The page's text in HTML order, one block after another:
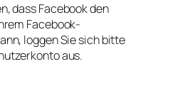
dass Facebook den
Facebook-
loggen Sie sich bitte
aus.